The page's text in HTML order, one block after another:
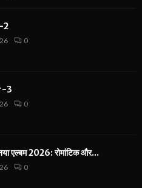
2
0
3
0
एल्बम 2026: रोमांटिक और...
0